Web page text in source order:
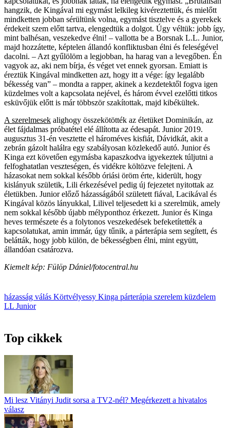
hangzik, de Kingával mi egymást lelkileg kivéreztettük, és mielőtt
mindketten jobban sérültünk volna, egymást tisztelve és a gyerekek
érdekeit szem előtt tartva, elengedtük a dolgot. Úgy véltük: jobb így,
mint balhésan, veszekedve élni! – vallotta be a Borsnak L.L. Junior,
majd hozzátette, képtelen állandó konfliktusban élni és feleségével
dacolni. – Azt gyűlölöm a legjobban, ha harag van a levegőben. Én
vagyok az, aki nem bírja, és véget vet ennek gyorsan. Emiatt is
éreztük Kingával mindketten azt, hogy itt a vége: így legalább
békesség van” – mondta a rapper, akinek a kezdetektől fogva igen
küzdelmes volt a kapcsolata nejével, és három évvel ezelőtti titkos
esküvőjük előtt is már többször szakítottak, majd kibékültek.
A szerelmesek alighogy összekötötték az életüket Dominikán, az
élet fájdalmas próbatétel elé állította az édesapát. Junior 2019.
augusztus 31-én vesztette el hároméves kisfiát, Dávidkát, akit a
zebrán gázolt halálra egy szabályosan közlekedő autó. Junior és
Kinga ezt követően egymásba kapaszkodva igyekeztek túljutni a
felfoghatatlan veszteségen, és vidékre költözve felejteni. A
házasokat nem sokkal később óriási öröm érte, kiderült, hogy
kislányuk születik, Lili érkezésével pedig új fejezetet nyitottak az
életükben. Junior előző házasságából született fiával, Lacikával és
Kingával közös lányukkal, Lilivel teljesedett ki a szerelmük, amely
nem sokkal később újabb mélyponthoz érkezett. Junior és Kinga
heves természete és a folytonos veszekedések befeketítették a
kapcsolatukat, amin immár, úgy tűnik, a párterápia sem segített, és
belátták, hogy jobb külön, de békességben élni, mint együtt,
állandóan csatározva.
Kiemelt kép: Fülöp Dániel/fotocentral.hu
házasság válás Körtvélyessy Kinga párterápia szerelem küzdelem
LL Junior
Top cikkek
Mi lesz Vitányi Judit sorsa a TV2-nél? Megérkezett a hivatalos
válasz